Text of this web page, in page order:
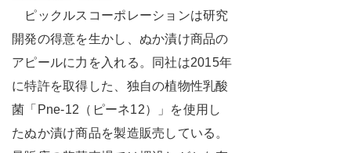
ピックルスコーポレーションは研究
開発の得意を生かし、ぬか漬け商品の
アピールに力を入れる。同社は2015年
に特許を取得した、独自の植物性乳酸
菌「Pne-12（ピーネ12）」を使用し
たぬか漬け商品を製造販売している。